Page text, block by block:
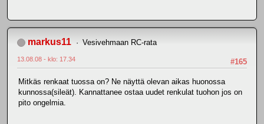
markus11 Vesivehmaan RC-rata
#165
13.08.08 - klo: 17.34
Mitkäs renkaat tuossa on? Ne näyttä olevan aikas huonossa
kunnossa(sileät). Kannattanee ostaa uudet renkulat tuohon jos on
pito ongelmia.